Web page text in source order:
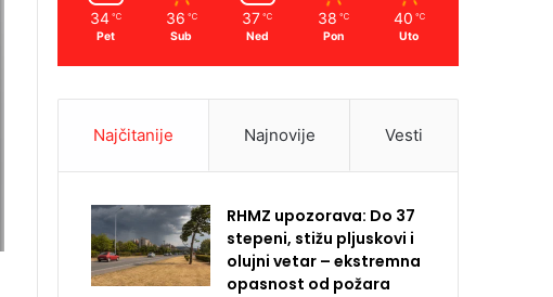
34 ℃
Pet
36 ℃
Sub
37 ℃
Ned
38 ℃
Pon
40 ℃
Uto
Najčitanije Najnovije Vesti
RHMZ upozorava: Do 37
stepeni, stižu pljuskovi i
olujni vetar – ekstremna
opasnost od požara